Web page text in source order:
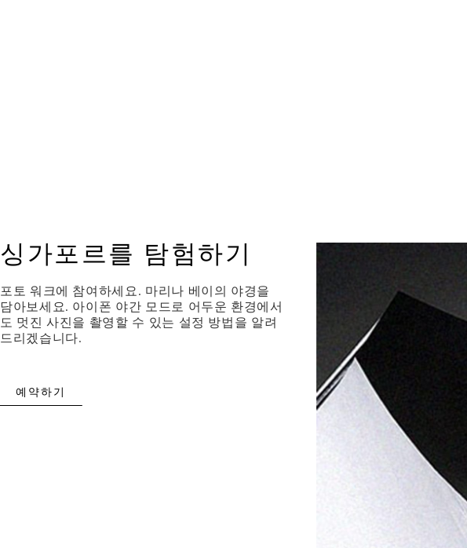
싱가포르를 탐험하기
포토 워크에 참여하세요. 마리나 베이의 야경을
담아보세요. 아이폰 야간 모드로 어두운 환경에서
도 멋진 사진을 촬영할 수 있는 설정 방법을 알려
드리겠습니다.
예약하기